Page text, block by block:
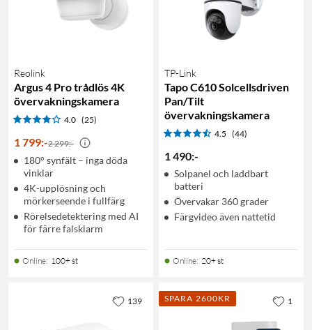
Reolink
Argus 4 Pro trådlös 4K
övervakningskamera
4.0 (25)
1 799:-2 299:-
180° synfält – inga döda
vinklar
4K-upplösning och
mörkerseende i fullfärg
Rörelsedetektering med AI
för färre falsklarm
Online: 100+ st
TP-Link
Tapo C610 Solcellsdriven
Pan/Tilt
övervakningskamera
4.5 (44)
1 490:-
Solpanel och laddbart
batteri
Övervakar 360 grader
Färgvideo även nattetid
Online: 20+ st
139 SPARA 2600KR 1